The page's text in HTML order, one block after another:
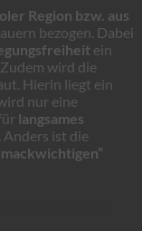
Region bzw. aus
bezogen. Dabei
ein
wird die
Hierin liegt ein
nur eine
langsames
. Anders ist die